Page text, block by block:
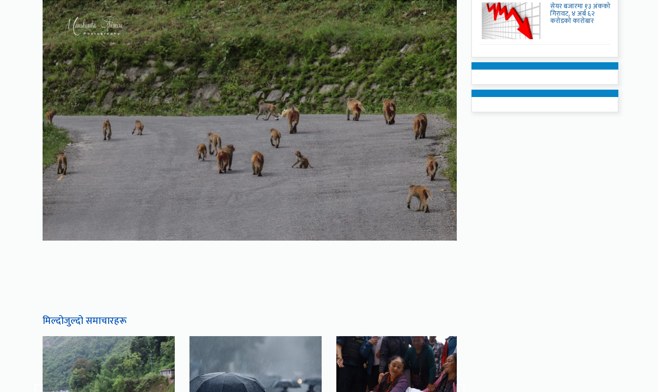
मिल्दोजुल्दो समाचारहरू
सेयर बजारमा १३ अंकको
गिरावट, ४ अर्ब ६२
करोडको कारोबार